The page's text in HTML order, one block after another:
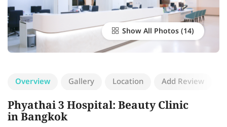
Show All Photos
Overview Gallery Location Add Review
Phyathai 3 Hospital: Beauty Clinic
in Bangkok